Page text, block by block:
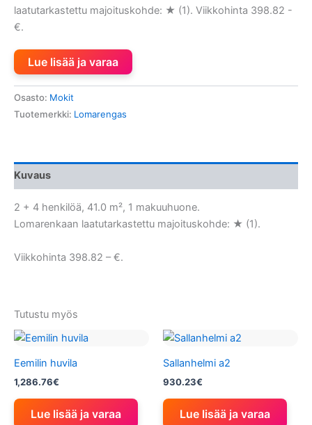
laatutarkastettu majoituskohde: ★ (1). Viikkohinta 398.82 -
€.
Lue lisää ja varaa
Osasto: Mokit
Tuotemerkki: Lomarengas
Kuvaus
2 + 4 henkilöä, 41.0 m², 1 makuuhuone.
Lomarenkaan laatutarkastettu majoituskohde: ★ (1).
Viikkohinta 398.82 – €.
Tutustu myös
Eemilin huvila
1,286.76€
Lue lisää ja varaa
Sallanhelmi a2
930.23€
Lue lisää ja varaa